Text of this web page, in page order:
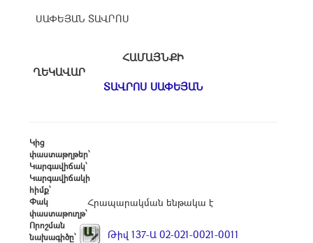
ՍԱՓԵՅԱՆ ՏԱՎՐՈՍ
ՀԱՄԱՅՆՔԻ
ՂԵԿԱՎԱՐ
ՏԱՎՐՈՍ ՍԱՓԵՅԱՆ
Կից
փաստաթղթեր՝
Կարգավիճակ՝
Կարգավիճակի
հիմք՝
Փակ
փաստաթուղթ՝
Հրապարակման ենթակա է
Որոշման
նախագիծը՝
Թիվ 137-Ա 02-021-0021-0011